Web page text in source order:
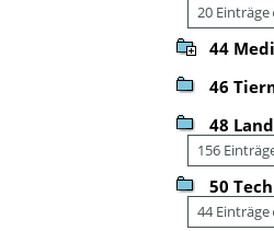
20 Einträge
44
46
48
156
50
44 Einträge